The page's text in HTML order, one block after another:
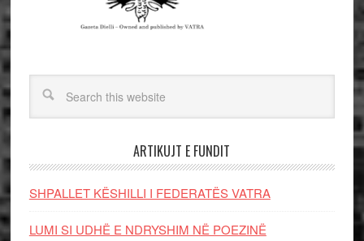
ARTIKUJT E FUNDIT
SHPALLET KËSHILLI I FEDERATËS VATRA
LUMI SI UDHË E NDRYSHIM NË POEZINË